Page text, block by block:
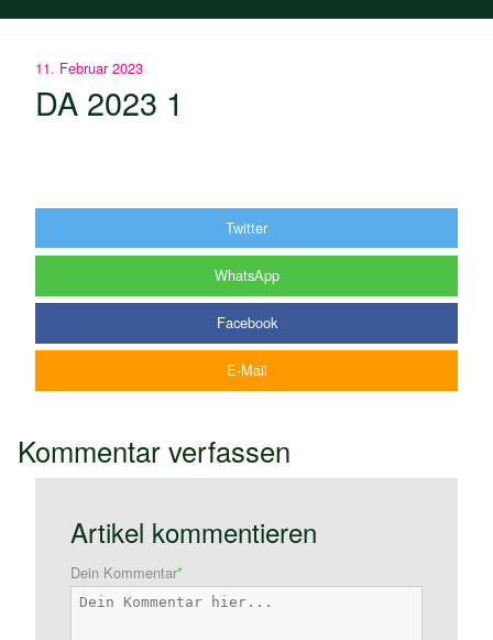
11. Februar 2023
DA 2023 1
Twitter
WhatsApp
Facebook
E-Mail
Kommentar verfassen
Artikel kommentieren
Dein Kommentar*